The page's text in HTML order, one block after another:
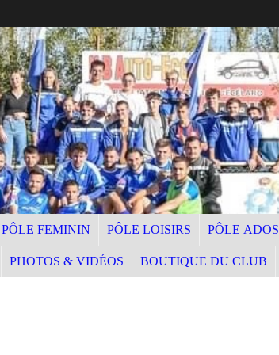
PÔLE FEMININ PÔLE LOISIRS PÔLE ADOS
PHOTOS & VIDÉOS BOUTIQUE DU CLUB